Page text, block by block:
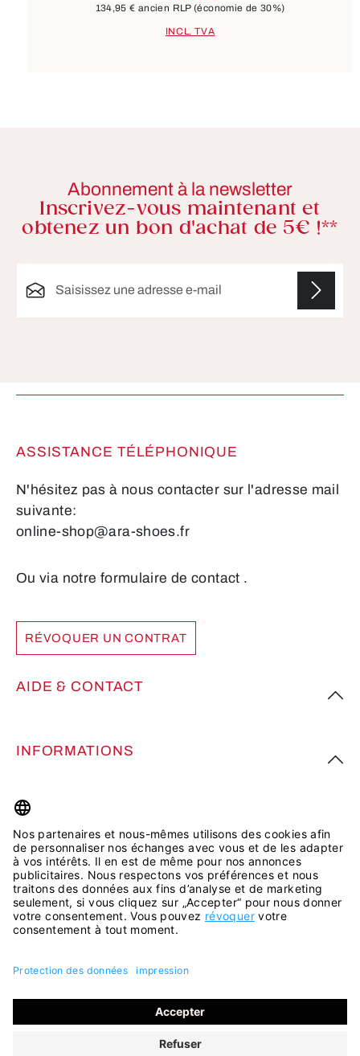
134,95 € ancien RLP(économie de 30%)
INCL. TVA
Abonnement à la newsletter
Inscrivez-vous maintenant et
obtenez un bon d'achat de 5€ !**
ASSISTANCE TÉLÉPHONIQUE
N'hésitez pas à nous contacter sur l'adresse mail
suivante:
online-shop@ara-shoes.fr
Ou via notre formulaire de contact .
RÉVOQUER UN CONTRAT
AIDE & CONTACT
INFORMATIONS
PLUS D’INSPIRATION
Tous les prix incluent la TVA plus les
éventuels frais de livraison, sauf indication contraire.